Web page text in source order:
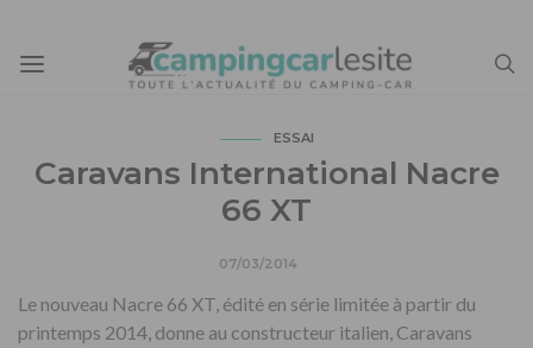
ESSAI
Caravans International Nacre
66 XT
07/03/2014
Le nouveau Nacre 66 XT, édité en série limitée à partir du
printemps 2014, donne au constructeur italien, Caravans